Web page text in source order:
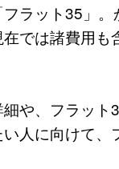
ラット35」。
では諸費用も
や、フラット
人に向けて、